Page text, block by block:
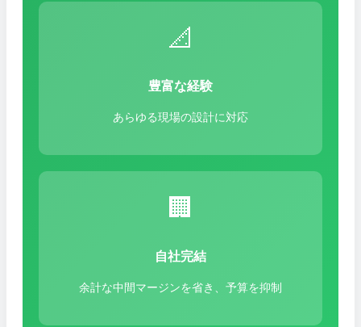
📐
豊富な経験
あらゆる現場の設計に対応
🏢
自社完結
余計な中間マージンを省き、予算を抑制